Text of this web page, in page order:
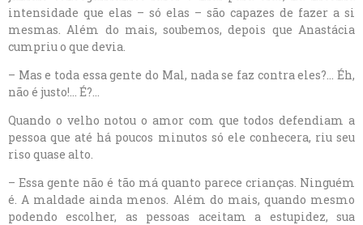
intensidade que elas – só elas – são capazes de fazer a si
mesmas. Além do mais, soubemos, depois que Anastácia
cumpriu o que devia.
– Mas e toda essa gente do Mal, nada se faz contra eles?… Éh,
não é justo!… É?…
Quando o velho notou o amor com que todos defendiam a
pessoa que até há poucos minutos só ele conhecera, riu seu
riso quase alto.
– Essa gente não é tão má quanto parece crianças. Ninguém
é. A maldade ainda menos. Além do mais, quando mesmo
podendo escolher, as pessoas aceitam a estupidez, sua